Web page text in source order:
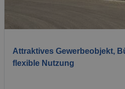
Attraktives Gewerbeobjekt,
flexible Nutzung